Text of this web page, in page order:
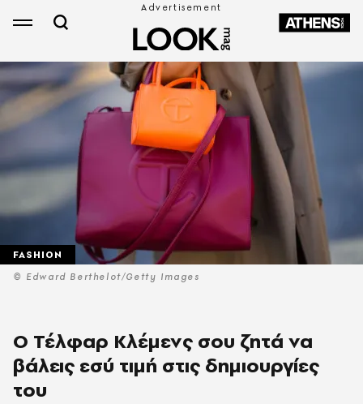
© Edward Berthelot/Getty Images
FASHION
Ο Τέλφαρ Κλέμενς σου ζητά να
βάλεις εσύ τιμή στις δημιουργίες
του